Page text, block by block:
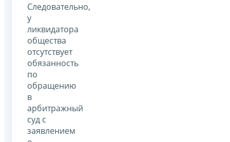
Следовательно,
у
ликвидатора
общества
отсутствует
обязанность
по
обращению
в
арбитражный
суд с
заявлением